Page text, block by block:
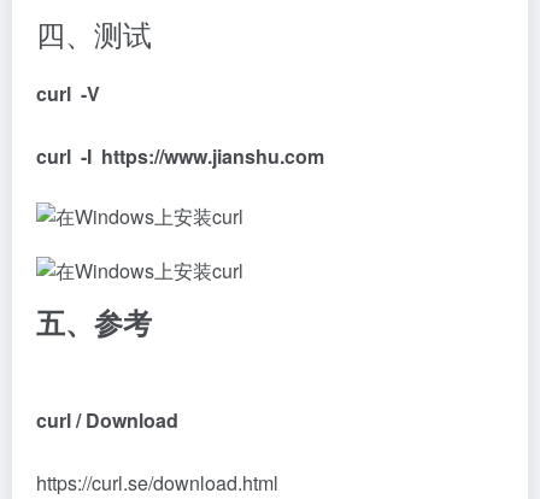
四、测试
curl -V
curl -I https://www.jianshu.com
五、参考
curl / Download
https://curl.se/download.html